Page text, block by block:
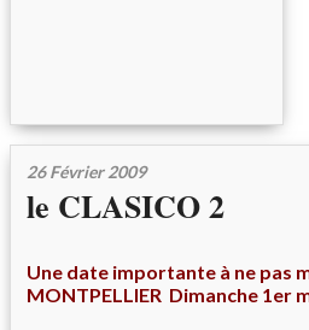
26 Février 2009
le CLASICO 2
Une date importante à ne pas
MONTPELLIER Dimanche 1er